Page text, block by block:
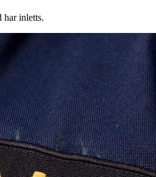
har inletts.